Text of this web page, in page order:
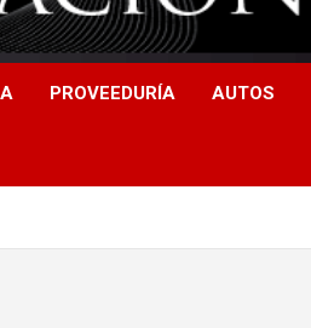
PROVEEDURÍA AUTOS